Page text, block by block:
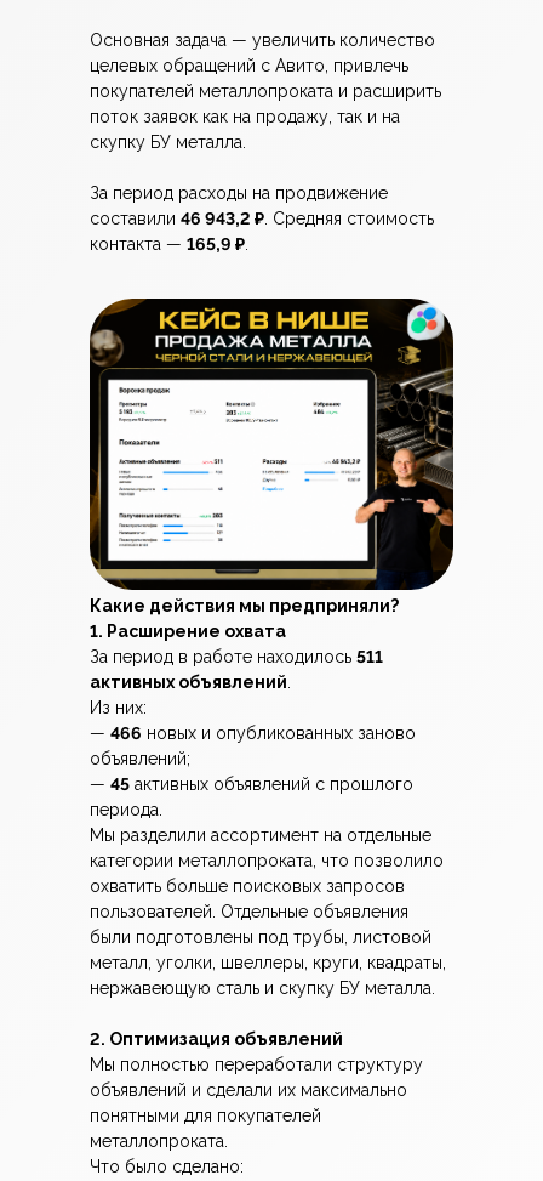
Какие действия мы предприняли?
1. Расширение охвата
За период в работе находилось 511
активных объявлений
Из них:
— 466 новых и опубликованных заново
объявлений;
— 45 активных объявлений с прошлого
периода.
Мы разделили ассортимент на отдельные
категории металлопроката, что позволило
охватить больше поисковых запросов
пользователей. Отдельные объявления
были подготовлены под трубы, листовой
металл, уголки, швеллеры, круги, квадраты,
нержавеющую сталь и скупку БУ металла.
2. Оптимизация объявлений
Мы полностью переработали структуру
объявлений и сделали их максимально
понятными для покупателей
металлопроката.
Что было сделано:
Основная задача — увеличить количество
целевых обращений с Авито, привлечь
покупателей металлопроката и расширить
поток заявок как на продажу, так и на
скупку БУ металла.
За период расходы на продвижение
составили 46 943,2 ₽ . Средняя стоимость
контакта — 165,9 ₽